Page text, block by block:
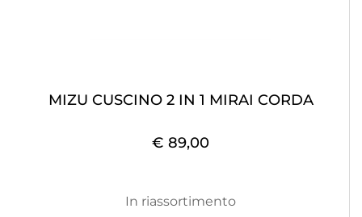
MIZU CUSCINO 2 IN 1 MIRAI CORDA
€ 89,00
In riassortimento